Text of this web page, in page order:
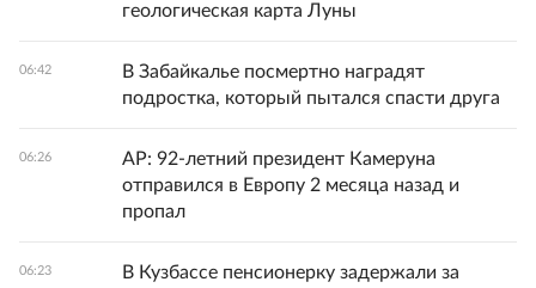
геологическая карта Луны
06:42
В Забайкалье посмертно наградят
подростка, который пытался спасти друга
06:26
AP: 92-летний президент Камеруна
отправился в Европу 2 месяца назад и
пропал
06:23
В Кузбассе пенсионерку задержали за